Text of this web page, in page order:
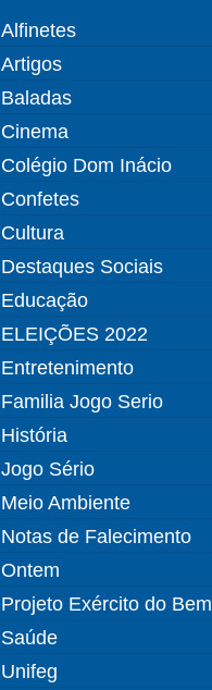
Alfinetes
Artigos
Baladas
Cinema
Colégio Dom Inácio
Confetes
Cultura
Destaques Sociais
Educação
ELEIÇÕES 2022
Entretenimento
Familia Jogo Serio
História
Jogo Sério
Meio Ambiente
Notas de Falecimento
Ontem
Projeto Exército do Bem
Saúde
Unifeg